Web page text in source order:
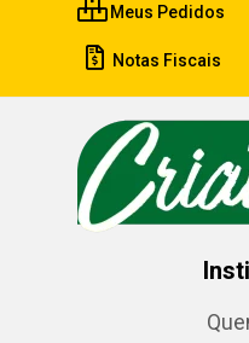
Meus Pedidos
Notas Fiscais